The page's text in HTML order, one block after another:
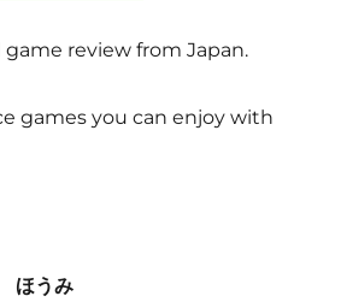
game review from Japan.
games you can enjoy with
み